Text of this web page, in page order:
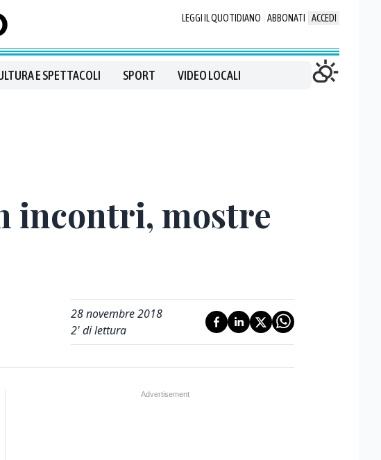
LEGGI IL QUOTIDIANO ABBONATI ACCEDI
E SPETTACOLI SPORT VIDEO LOCALI
incontri, mostre
28 novembre 2018
2' di lettura